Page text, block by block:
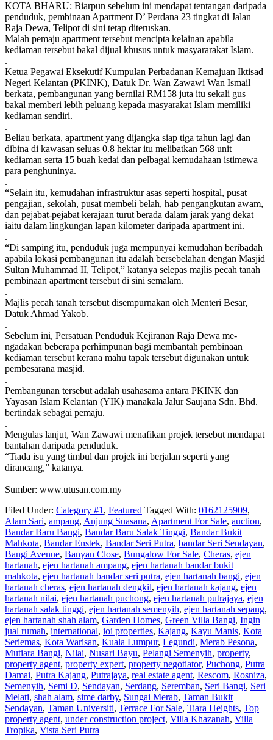
KOTA BHARU: Biarpun sebelum ini mendapat tentangan daripada
penduduk, pembinaan Apartment D’ Perdana 23 tingkat di Jalan
Raja Dewa, Telipot di sini tetap diteruskan.
Malah pemaju apartment tersebut mencipta kelainan apabila
kediaman tersebut bakal dijual khusus untuk masyararakat Islam.
.
Ketua Pegawai Eksekutif Kumpulan Perbadanan Kemajuan Iktisad
Negeri Kelantan (PKINK), Datuk Dr. Wan Zawawi Wan Ismail
berkata, pembangunan yang bernilai RM158 juta itu sekali gus
bakal memberi lebih peluang kepada masyarakat Islam memiliki
kediaman sendiri.
.
Beliau berkata, apartment yang dijangka siap tiga tahun lagi dan
dibina di kawasan seluas 0.8 hektar itu melibatkan 568 unit
kediaman serta 15 buah kedai dan pelbagai kemudahaan istimewa
para penghuninya.
.
“Selain itu, kemudahan infrastruktur asas seperti hospital, pusat
pengajian, sekolah, pusat membeli belah, hab pengangkutan awam,
dan pejabat-pejabat kerajaan turut berada dalam jarak yang dekat
iaitu dalam lingkungan lapan kilometer daripada apartment ini.
.
“Di samping itu, penduduk juga mempunyai kemudahan beribadah
apabila lokasi pembangunan itu adalah bersebelahan dengan Masjid
Sultan Muhammad II, Telipot,” katanya selepas majlis pecah tanah
pembinaan apartment tersebut di sini semalam.
.
Majlis pecah tanah tersebut disempurnakan oleh Menteri Besar,
Datuk Ahmad Yakob.
.
Sebelum ini, Persatuan Penduduk Kejiranan Raja Dewa me­
ngadakan beberapa perhimpunan bagi membantah pembinaan
kediaman tersebut kerana mahu tapak tersebut digunakan untuk
pembesarana masjid.
.
Pembangunan tersebut adalah usahasama antara PKINK dan
Yayasan Islam Kelantan (YIK) manakala Jalur Saujana Sdn. Bhd.
bertindak sebagai pemaju.
.
Mengulas lanjut, Wan Zawawi menafikan projek tersebut mendapat
bantahan daripada penduduk.
“Tiada isu yang timbul dan projek ini berjalan seperti yang
dirancang,” katanya.
Sumber: www.utusan.com.my
Filed Under: Category #1, Featured Tagged With: 0162125909,
Alam Sari, ampang, Anjung Suasana, Apartment For Sale, auction,
Bandar Baru Bangi, Bandar Baru Salak Tinggi, Bandar Bukit
Mahkota, Bandar Enstek, Bandar Seri Putra, bandar Seri Sendayan,
Bangi Avenue, Banyan Close, Bungalow For Sale, Cheras, ejen
hartanah, ejen hartanah ampang, ejen hartanah bandar bukit
mahkota, ejen hartanah bandar seri putra, ejen hartanah bangi, ejen
hartanah cheras, ejen hartanah dengkil, ejen hartanah kajang, ejen
hartanah nilai, ejen hartanah puchong, ejen hartanah putrajaya, ejen
hartanah salak tinggi, ejen hartanah semenyih, ejen hartanah sepang,
ejen hartanah shah alam, Garden Homes, Green Villa Bangi, Ingin
jual rumah, international, ioi properties, Kajang, Kayu Manis, Kota
Seriemas, Kota Warisan, Kuala Lumpur, Legundi, Merab Pesona,
Mutiara Bangi, Nilai, Nusari Bayu, Pelangi Semenyih, property,
property agent, property expert, property negotiator, Puchong, Putra
Damai, Putra Kajang, Putrajaya, real estate agent, Rescom, Rosniza,
Semenyih, Semi D, Sendayan, Serdang, Seremban, Seri Bangi, Seri
Melati, shah alam, sime darby, Sungai Merab, Taman Bukit
Sendayan, Taman Universiti, Terrace For Sale, Tiara Heights, Top
property agent, under construction project, Villa Khazanah, Villa
Tropika, Vista Seri Putra